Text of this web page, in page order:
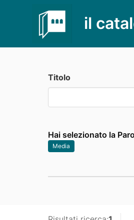
il
Titolo
Hai selezionato la
Media